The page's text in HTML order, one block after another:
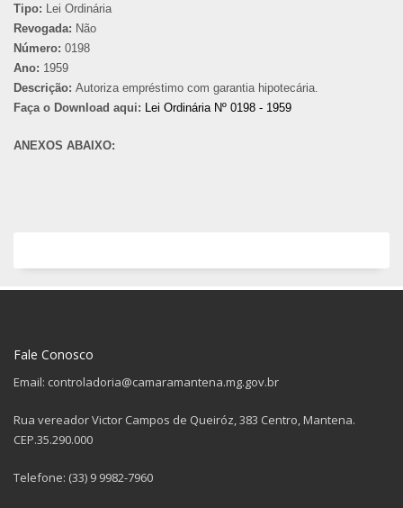
Tipo: Lei Ordinária
Revogada: Não
Número: 0198
Ano: 1959
Descrição: Autoriza empréstimo com garantia hipotecária.
Faça o Download aqui: Lei Ordinária Nº 0198 - 1959
ANEXOS ABAIXO:
Fale Conosco
Email: controladoria@camaramantena.mg.gov.br
Rua vereador Victor Campos de Queiróz, 383 Centro, Mantena.
CEP.35.290.000
Telefone: (33) 9 9982-7960